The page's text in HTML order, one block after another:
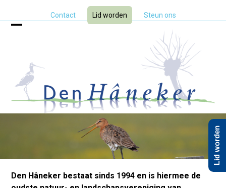
Contact Lid worden Steun ons
menu
menu
Historie van Den Hâneker
Den Hâneker bestaat sinds 1994 en is hiermee de
Lid worden